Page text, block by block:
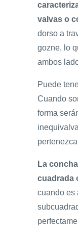
valvas o
dorso a
gozne, lo
ambos
Puede
Cuando
forma
La
cuadrada
cuando es